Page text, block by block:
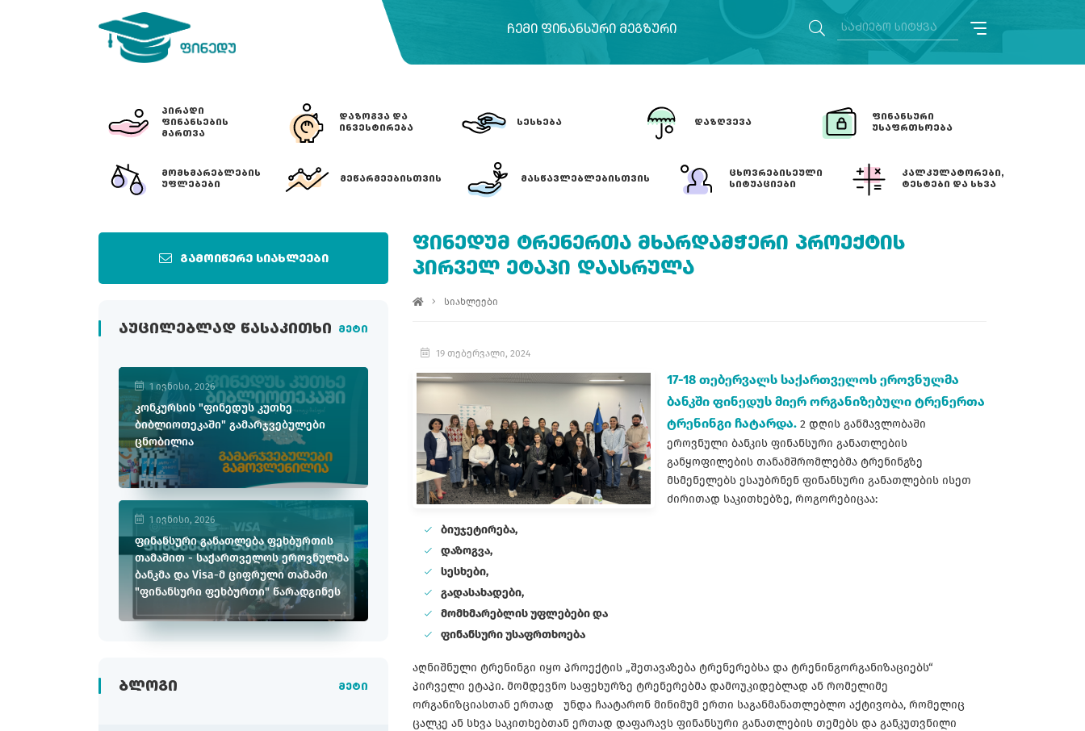
ᲩᲔᲛᲘ ᲤᲘᲜᲐᲜᲡᲣᲠᲘ ᲛᲔᲒᲖᲣᲠᲘ
ᲞᲘᲠᲐᲓᲘ
ᲤᲘᲜᲐᲜᲡᲔᲑᲘᲡ
ᲛᲐᲠᲗᲕᲐ
ᲓᲐᲖᲝᲒᲕᲐ ᲓᲐ
ᲘᲜᲕᲔᲡᲢᲘᲠᲔᲑᲐ
ᲡᲔᲡᲮᲔᲑᲐ ᲓᲐᲖᲦᲕᲔᲕᲐ
ᲤᲘᲜᲐᲜᲡᲣᲠᲘ
ᲣᲡᲐᲤᲠᲗᲮᲝᲔᲑᲐ
ᲛᲝᲛᲮᲛᲐᲠᲔᲑᲚᲔᲑᲘᲡ
ᲣᲤᲚᲔᲑᲔᲑᲘ
ᲛᲔᲬᲐᲠᲛᲔᲔᲑᲘᲡᲗᲕᲘᲡ ᲛᲐᲡᲬᲐᲕᲚᲔᲑᲚᲔᲑᲘᲡᲗᲕᲘᲡ
ᲪᲮᲝᲕᲠᲔᲑᲘᲡᲔᲣᲚᲘ
ᲡᲘᲢᲣᲐᲪᲘᲔᲑᲘ
ᲙᲐᲚᲙᲣᲚᲐᲢᲝᲠᲔᲑᲘ,
ᲢᲔᲡᲢᲔᲑᲘ ᲓᲐ ᲡᲮᲕᲐ
გამოიწერე სიახლეები
ᲐᲣᲪᲘᲚᲔᲑᲚᲐᲓ ᲬᲐᲡᲐᲙᲘᲗᲮᲘ მეტი
1 ივნისი, 2026
კონკურსის "ფინედუს კუთხე
ბიბლიოთეკაში" გამარჯვებულები
ცნობილია
1 ივნისი, 2026
ფინანსური განათლება ფეხბურთის
თამაშით - საქართველოს ეროვნულმა
ბანკმა და Visa-მ ციფრული თამაში
"ფინანსური ფეხბურთი" წარადგინეს
ᲑᲚᲝᲒᲘ მეტი
ᲤᲘᲜᲔᲓᲣᲛ ᲢᲠᲔᲜᲔᲠᲗᲐ ᲛᲮᲐᲠᲓᲐᲛᲭᲔᲠᲘ ᲞᲠᲝᲔᲥᲢᲘᲡ
ᲞᲘᲠᲕᲔᲚ ᲔᲢᲐᲞᲘ ᲓᲐᲐᲡᲠᲣᲚᲐ
სიახლეები
19 თებერვალი, 2024
17-18 თებერვალს საქართველოს ეროვნულმა
ბანკში ფინედუს მიერ ორგანიზებული ტრენერთა
ტრენინგი ჩატარდა. 2 დღის განმავლობაში
ეროვნული ბანკის ფინანსური განათლების
განყოფილების თანამშრომლებმა ტრენინგზე
მსმენელებს ესაუბრნენ ფინანსური განათლების ისეთ
ძირითად საკითხებზე, როგორებიცაა:
ბიუჯეტირება,
დაზოგვა,
სესხები,
გადასახადები,
მომხმარებლის უფლებები და
ფინანსური უსაფრთხოება
აღნიშნული ტრენინგი იყო პროექტის „შეთავაზება ტრენერებსა და ტრენინგორგანიზაციებს“
პირველი ეტაპი. მომდევნო საფეხურზე ტრენერებმა დამოუკიდებლად ან რომელიმე
ორგანიზციასთან ერთად უნდა ჩაატარონ მინიმუმ ერთი საგანმანათლებლო აქტივობა, რომელიც
ცალკე ან სხვა საკითხებთან ერთად დაფარავს ფინანსური განათლების თემებს და განკუთვნილი